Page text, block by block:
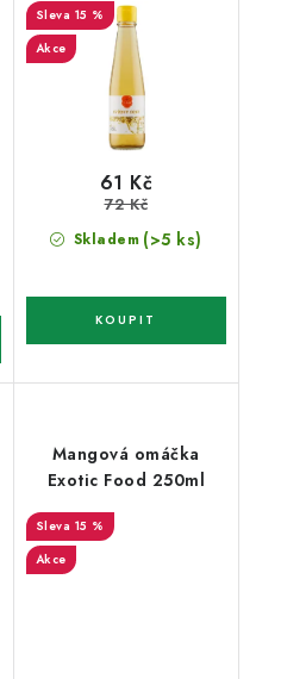
15 %
Akce
Skladem (>5 ks)
61 Kč
72 Kč
Mangová omáčka
Exotic Food 250ml
15 %
Akce